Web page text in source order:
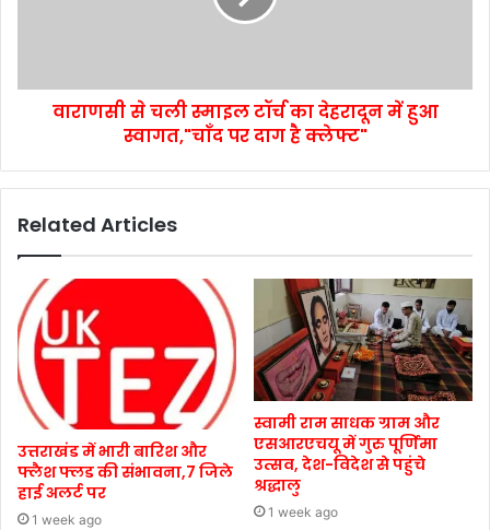
वाराणसी से चली स्माइल टॉर्च का देहरादून में हुआ
स्वागत,"चाँद पर दाग है क्लेफ्ट"
Related Articles
उत्तराखंड में भारी बारिश और
फ्लैश फ्लड की संभावना,7 जिले
हाई अलर्ट पर
1 week ago
स्वामी राम साधक ग्राम और
एसआरएचयू में गुरु पूर्णिमा
उत्सव, देश-विदेश से पहुंचे
श्रद्धालु
1 week ago